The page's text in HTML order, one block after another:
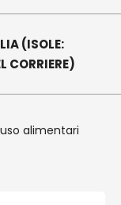
(ISOLE:
CORRIERE)
alimentari